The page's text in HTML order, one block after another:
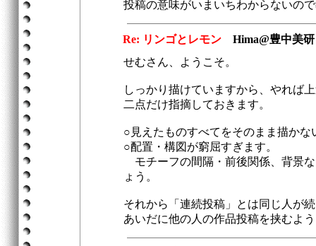
投稿の意味がいまいちわからないの
Re: リンゴとレモン
Hima@豊中美
せむさん、ようこそ。
しっかり描けていますから、やれば
二点だけ指摘しておきます。
○見えたものすべてをそのまま描か
○配置・構図が窮屈すぎます。
モチーフの間隔・前後関係、背景
ょう。
それから「連続投稿」とは同じ人が
あいだに他の人の作品投稿を挟むよ